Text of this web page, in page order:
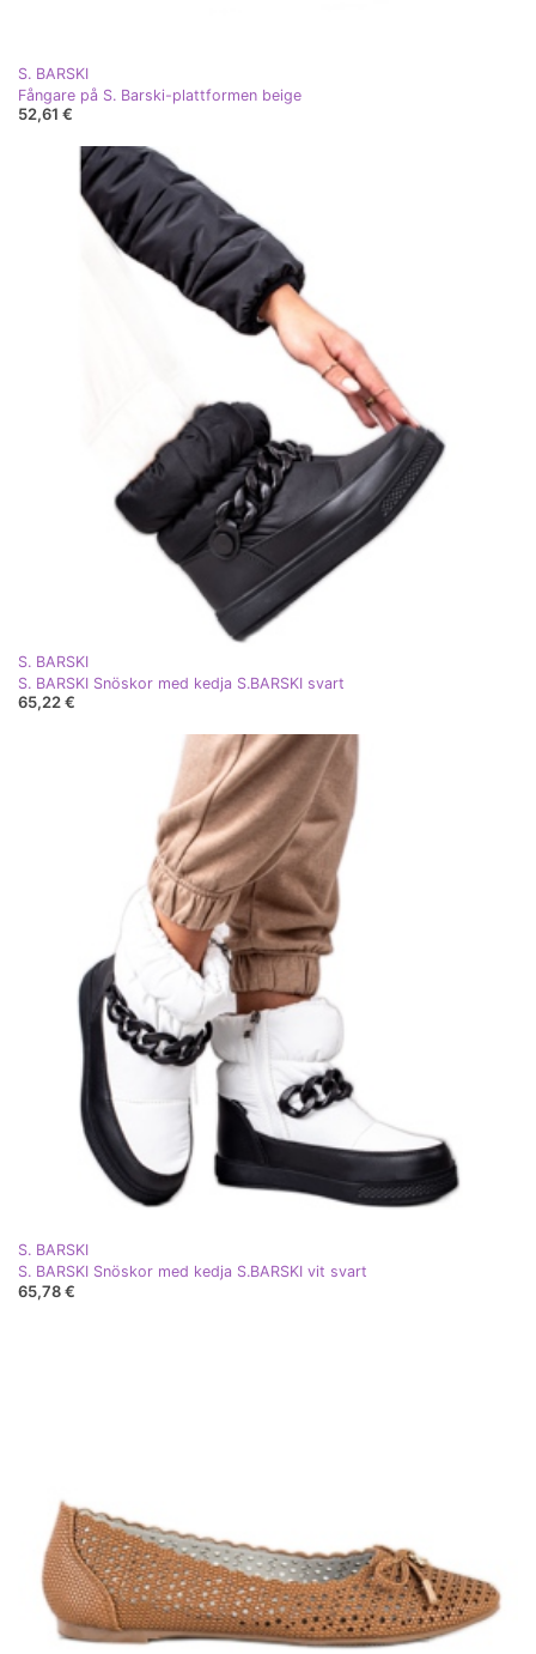
S. BARSKI
Fångare på S. Barski-plattformen beige
52,61 €
S. BARSKI
S. BARSKI Snöskor med kedja S.BARSKI svart
65,22 €
S. BARSKI
S. BARSKI Snöskor med kedja S.BARSKI vit svart
65,78 €